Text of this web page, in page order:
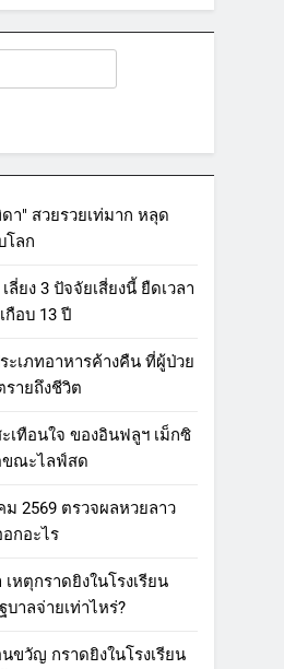
า" สวยรวยเท่มาก หลุด
โลก
ลี่ยง 3 ปัจจัยเสี่ยงนี้ ยืดเวลา
กือบ 13 ปี
ะเภทอาหารค้างคืน ที่ผู้ป่วย
ายถึงชีวิต
เทือนใจ ของอินฟลูฯ เม็กซิ
ขณะไลฟ์สด
2569 ตรวจผลหวยลาว
กอะไร
เหตุกราดยิงในโรงเรียน
าลจ่ายเท่าไหร่?
ขวัญ กราดยิงในโรงเรียน